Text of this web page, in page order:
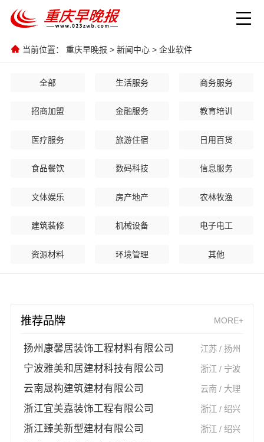
当前位置： 重庆早晚报 > 新闻中心 > 企业软件
全部 生活服务 商务服务
招商加盟 金融服务 教育培训
医疗服务 旅游住宿 日用百货
食品餐饮 数码科技 信息服务
文体娱乐 房产地产 农林牧渔
建筑装修 机械设备 电子电工
资源材料 环境管理 其他
推荐品牌 MORE+
扬州康馨居装饰工程材料有限公司 江苏 / 扬州
宁波雅美和居建材科技有限公司 浙江 / 宁波
云南晟构建筑建材有限公司 云南 / 大理
浙江宜美嘉装饰工程有限公司 浙江 / 绍兴
浙江臻美新型建材有限公司 浙江 / 绍兴